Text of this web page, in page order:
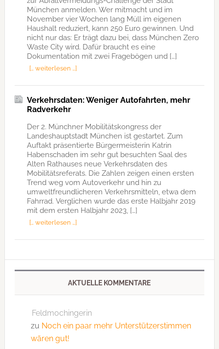
München anmelden. Wer mitmacht und im
November vier Wochen lang Müll im eigenen
Haushalt reduziert, kann 250 Euro gewinnen. Und
nicht nur das: Er trägt dazu bei, dass München Zero
Waste City wird. Dafür braucht es eine
Dokumentation mit zwei Fragebögen und […]
[… weiterlesen …]
Verkehrsdaten: Weniger Autofahrten, mehr
Radverkehr
Der 2. Münchner Mobilitätskongress der
Landeshauptstadt München ist gestartet. Zum
Auftakt präsentierte Bürgermeisterin Katrin
Habenschaden im sehr gut besuchten Saal des
Alten Rathauses neue Verkehrsdaten des
Mobilitätsreferats. Die Zahlen zeigen einen ersten
Trend weg vom Autoverkehr und hin zu
umweltfreundlicheren Verkehrsmitteln, etwa dem
Fahrrad. Verglichen wurde das erste Halbjahr 2019
mit dem ersten Halbjahr 2023, […]
[… weiterlesen …]
AKTUELLE KOMMENTARE
Feldmochingerin
zu Noch ein paar mehr Unterstützerstimmen
wären gut!